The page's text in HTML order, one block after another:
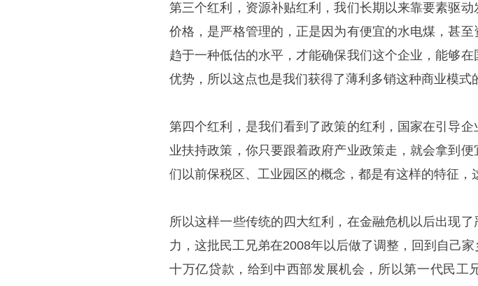
第三个红利，资源补贴红利，我们长期以来靠要素驱
价格，是严格管理的，正是因为有便宜的水电煤，甚
趋于一种低估的水平，才能确保我们这个企业，能够
优势，所以这点也是我们获得了薄利多销这种商业模式
第四个红利，是我们看到了政策的红利，国家在引导
业扶持政策，你只要跟着政府产业政策走，就会拿到
们以前保税区、工业园区的概念，都是有这样的特征，
所以这样一些传统的四大红利，在金融危机以后出现
力，这批民工兄弟在2008年以后做了调整，回到自己
十万亿贷款，给到中西部发展机会，所以第一代民工